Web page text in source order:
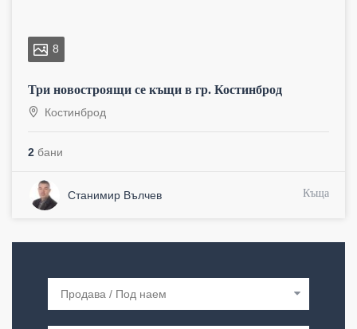
8
Три новостроящи се къщи в гр. Костинброд
Костинброд
2 бани
Станимир Вълчев Къща